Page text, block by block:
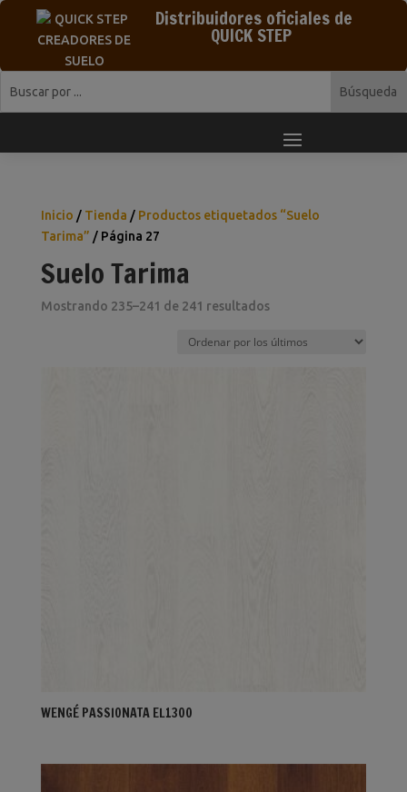
Distribuidores oficiales de
QUICK STEP
Inicio / Tienda / Productos etiquetados “Suelo
Tarima” / Página 27
Suelo Tarima
Mostrando 235–241 de 241 resultadosOrdenado
los
WENGÉ PASSIONATA EL1300